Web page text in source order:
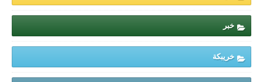
خبر
خريبكة